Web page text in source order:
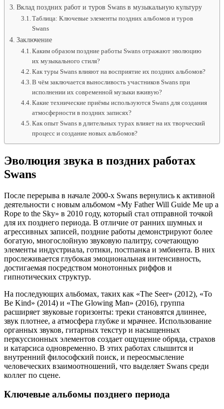
Вклад поздних работ и туров Swans в музыкальную культуру
Таблица: Ключевые элементы поздних альбомов и туров
Swans
Заключение
Каким образом поздние работы Swans отражают эволюцию
их музыкального стиля?
Как туры Swans влияют на восприятие их поздних альбомов?
В чём заключается выносливость участников Swans при
исполнении их современной музыки вживую?
Какие технические приёмы используются Swans для создания
атмосферности в поздних записях?
Как опыт Swans в длительных турах влияет на их творческий
процесс и создание новых альбомов?
Эволюция звука в поздних работах
Swans
После перерыва в начале 2000-х Swans вернулись к активной
деятельности с новым альбомом «My Father Will Guide Me up a
Rope to the Sky» в 2010 году, который стал отправной точкой
для их позднего периода. В отличие от ранних шумных и
агрессивных записей, поздние работы демонстрируют более
богатую, многослойную звуковую палитру, сочетающую
элементы индустриала, готики, постпанка и эмбиента. В них
прослеживается глубокая эмоциональная интенсивность,
достигаемая посредством монотонных риффов и
гипнотических структур.
На последующих альбомах, таких как «The Seer» (2012), «To
Be Kind» (2014) и «The Glowing Man» (2016), группа
расширяет звуковые горизонты: треки становятся длиннее,
звук плотнее, а атмосфера глубже и мрачнее. Использование
органных звуков, гитарных текстур и насыщенных
перкуссионных элементов создает ощущение обряда, страхов
и катарсиса одновременно. В этих работах слышится и
внутренний философский поиск, и переосмысление
человеческих взаимоотношений, что выделяет Swans среди
коллег по сцене.
Ключевые альбомы позднего периода